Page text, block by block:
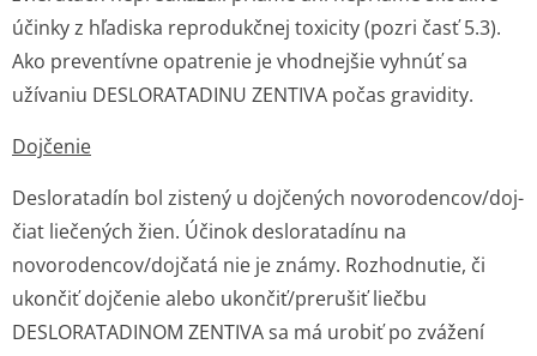
účinky z hľadiska reprodukčnej toxicity (pozri časť 5.3).
Ako preventívne opatrenie je vhodnejšie vyhnúť sa
užívaniu DESLORATADINU ZENTIVA počas gravidity.
Dojčenie
Desloratadín bol zistený u dojčených novorodencov/doj­
čiat liečených žien. Účinok desloratadínu na
novorodencov/doj­čatá nie je známy. Rozhodnutie, či
ukončiť dojčenie alebo ukončiť/prerušiť liečbu
DESLORATADINOM ZENTIVA sa má urobiť po zvážení